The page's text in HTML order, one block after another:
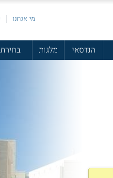
מי אנחנו
הנדסאי מלגות